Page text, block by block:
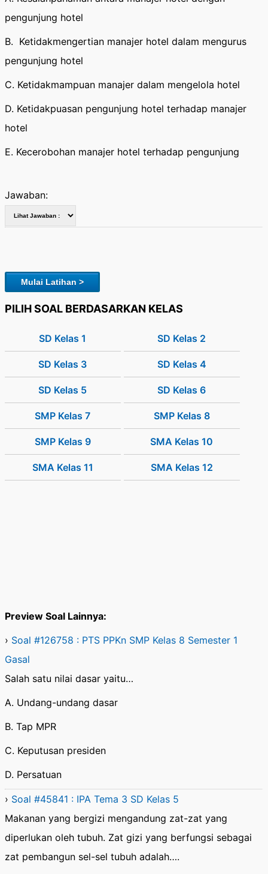
pengunjung hotel
B. Ketidakmengertian manajer hotel dalam mengurus
pengunjung hotel
C. Ketidakmampuan manajer dalam mengelola hotel
D. Ketidakpuasan pengunjung hotel terhadap manajer
hotel
E. Kecerobohan manajer hotel terhadap pengunjung
Jawaban:
Mulai Latihan >
PILIH SOAL BERDASARKAN KELAS
SD Kelas 1 SD Kelas 2
SD Kelas 3 SD Kelas 4
SD Kelas 5 SD Kelas 6
SMP Kelas 7 SMP Kelas 8
SMP Kelas 9 SMA Kelas 10
SMA Kelas 11 SMA Kelas 12
Preview Soal Lainnya:
› Soal #126758 : PTS PPKn SMP Kelas 8 Semester 1
Gasal
Salah satu nilai dasar yaitu…
A. Undang-undang dasar
B. Tap MPR
C. Keputusan presiden
D. Persatuan
› Soal #45841 : IPA Tema 3 SD Kelas 5
Makanan yang bergizi mengandung zat-zat yang
diperlukan oleh tubuh. Zat gizi yang berfungsi sebagai
zat pembangun sel-sel tubuh adalah….